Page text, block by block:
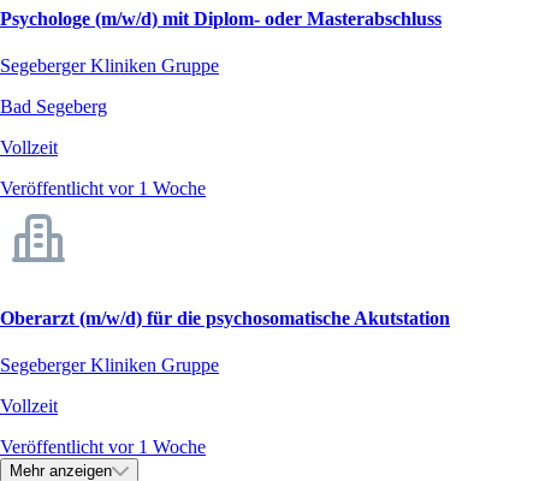
Psychologe (m/w/d) mit Diplom- oder Masterabschluss
Segeberger Kliniken Gruppe
Bad Segeberg
Vollzeit
Veröffentlicht vor 1 Woche
Oberarzt (m/w/d) für die psychosomatische Akutstation
Segeberger Kliniken Gruppe
Vollzeit
Veröffentlicht vor 1 Woche
Mehr anzeigen